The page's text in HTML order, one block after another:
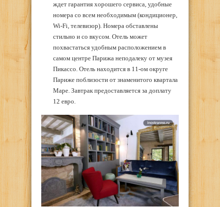
ждет гарантия хорошего сервиса, удобные
номера со всем необходимым (кондиционер,
Wi-Fi, телевизор). Номера обставлены
стильно и со вкусом. Отель может
похвастаться удобным расположением в
самом центре Парижа неподалеку от музея
Пикассо. Отель находится в 11-ом округе
Париже поблизости от знаменитого квартала
Маре. Завтрак предоставляется за доплату
12 евро.